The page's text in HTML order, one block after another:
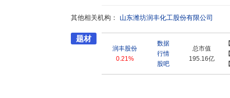
力和国内强大供应链及全球营销网络,以“轻架
其他相关机构： 山东潍坊润丰化工股份有限公司
题材
润丰股份
0.21%
数据
行情
股吧
总市值
195.16亿